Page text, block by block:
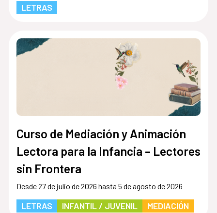
LETRAS
Curso de Mediación y Animación
Lectora para la Infancia – Lectores
sin Frontera
Desde 27 de julio de 2026 hasta 5 de agosto de 2026
LETRAS INFANTIL / JUVENIL MEDIACIÓN